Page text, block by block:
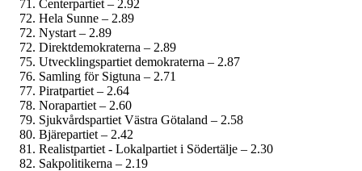
Centerpartiet – 2.92
Hela Sunne – 2.89
Nystart – 2.89
Direktdemokraterna – 2.89
Utvecklingspartiet demokraterna – 2.87
Samling för Sigtuna – 2.71
Piratpartiet – 2.64
Norapartiet – 2.60
Sjukvårdspartiet Västra Götaland – 2.58
Bjärepartiet – 2.42
Realistpartiet - Lokalpartiet i Södertälje – 2.30
Sakpolitikerna – 2.19